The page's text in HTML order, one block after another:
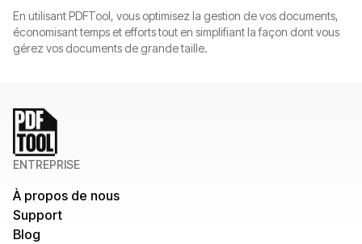
TIFF en PDF
En utilisant PDFTool, vous optimisez la gestion de vos documents,
économisant temps et efforts tout en simplifiant la façon dont vous
gérez vos documents de grande taille.
ENTREPRISE
À propos de nous
Support
Blog